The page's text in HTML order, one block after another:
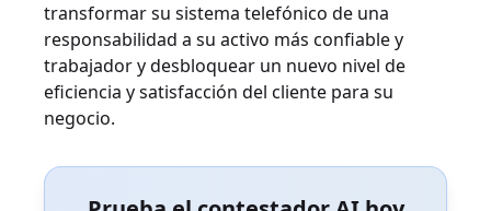
transformar su sistema telefónico de una
responsabilidad a su activo más confiable y
trabajador y desbloquear un nuevo nivel de
eficiencia y satisfacción del cliente para su
negocio.